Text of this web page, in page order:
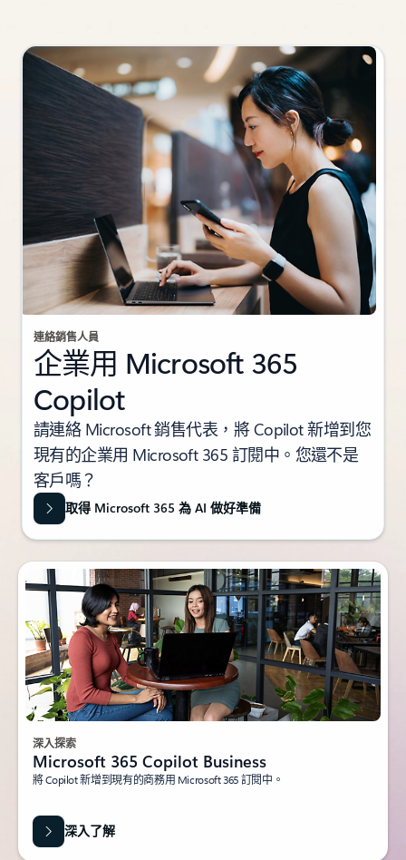
連絡銷售人員
企業用 Microsoft 365
Copilot
請連絡 Microsoft 銷售代表，將 Copilot 新增到您
現有的企業用 Microsoft 365 訂閱中。您還不是
客戶嗎？
取得 Microsoft 365 為 AI 做好準備
深入探索
Microsoft 365 Copilot Business
將 Copilot 新增到現有的商務用 Microsoft 365 訂閱中。
深入了解